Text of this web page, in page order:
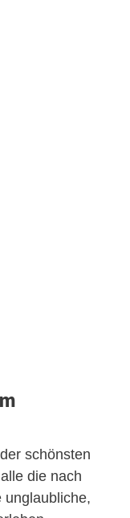
schönsten
die nach
unglaubliche,